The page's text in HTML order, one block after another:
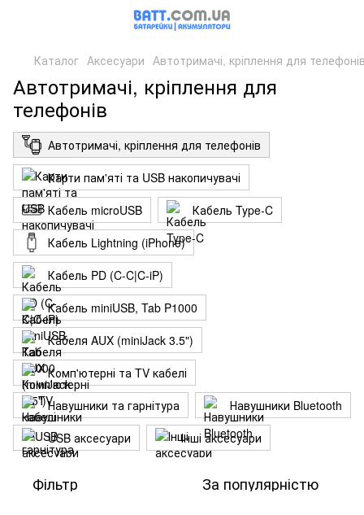
Каталог Аксесуари Автотримачі, кріплення для
Автотримачі, кріплення для
телефонів
Автотримачі, кріплення для телефонів
Карти пам'яті та USB накопичувачі
Кабель microUSB
Кабель Type-C
Кабель Lightning (iPhone)
Кабель PD (C-C|C-iP)
Кабель miniUSB, Tab P1000
Кабеля AUX (miniJack 3.5")
Комп'ютерні та TV кабелі
Навушники та гарнітура
Навушники Bluetooth
USB аксесуари
Інші аксесуари
Фільтр За популярністю